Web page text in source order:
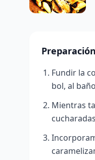
Preparación
Fundir la
bol, al
Mientras